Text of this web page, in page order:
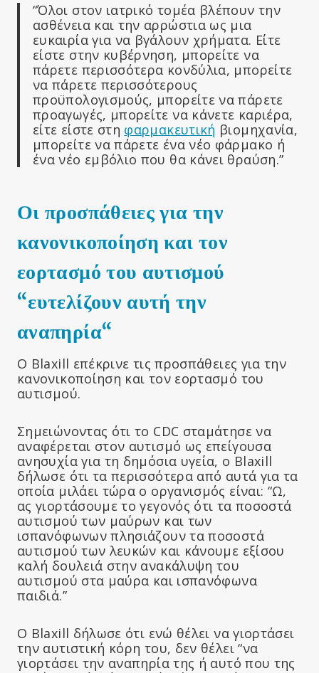
“Όλοι στον ιατρικό τομέα βλέπουν την
ασθένεια και την αρρώστια ως μια
ευκαιρία για να βγάλουν χρήματα. Είτε
είστε στην κυβέρνηση, μπορείτε να
πάρετε περισσότερα κονδύλια, μπορείτε
να πάρετε περισσότερους
προϋπολογισμούς, μπορείτε να πάρετε
προαγωγές, μπορείτε να κάνετε καριέρα,
είτε είστε στη φαρμακευτική βιομηχανία,
μπορείτε να πάρετε ένα νέο φάρμακο ή
ένα νέο εμβόλιο που θα κάνει θραύση.”
Οι προσπάθειες για την
κανονικοποίηση και τον
εορτασμό του αυτισμού
“ευτελίζουν αυτή την
αναπηρία“
Ο Blaxill επέκρινε τις προσπάθειες για την
κανονικοποίηση και τον εορτασμό του
αυτισμού.
Σημειώνοντας ότι το CDC σταμάτησε να
αναφέρεται στον αυτισμό ως επείγουσα
ανησυχία για τη δημόσια υγεία, ο Blaxill
δήλωσε ότι τα περισσότερα από αυτά για τα
οποία μιλάει τώρα ο οργανισμός είναι: “Ω,
ας γιορτάσουμε το γεγονός ότι τα ποσοστά
αυτισμού των μαύρων και των
ισπανόφωνων πλησιάζουν τα ποσοστά
αυτισμού των λευκών και κάνουμε εξίσου
καλή δουλειά στην ανακάλυψη του
αυτισμού στα μαύρα και ισπανόφωνα
παιδιά.”
Ο Blaxill δήλωσε ότι ενώ θέλει να γιορτάσει
την αυτιστική κόρη του, δεν θέλει “να
γιορτάσει την αναπηρία της ή αυτό που της